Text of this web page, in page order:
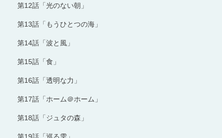
第12話「光のない朝」
第13話「もうひとつの海」
第14話「波と風」
第15話「食」
第16話「透明な力」
第17話「ホーム＠ホーム」
第18話「ジュタの森」